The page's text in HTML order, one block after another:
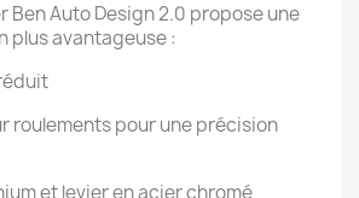
Ben Auto Design 2.0 propose une
plus avantageuse :
roulements pour une précision
et levier en acier chromé